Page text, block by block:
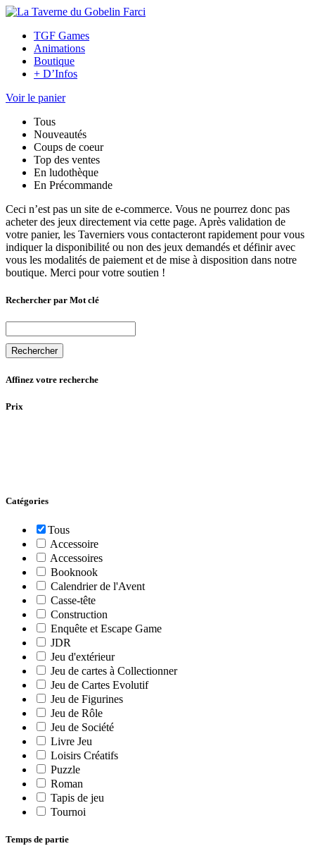
TGF Games
Animations
Boutique
+ D’Infos
Voir le panier
Tous
Nouveautés
Coups de coeur
Top des ventes
En ludothèque
En Précommande
Ceci n’est pas un site de e-commerce. Vous ne pourrez donc pas
acheter des jeux directement via cette page. Après validation de
votre panier, les Taverniers vous contacteront rapidement pour vous
indiquer la disponibilité ou non des jeux demandés et définir avec
vous les modalités de paiement et de mise à disposition dans notre
boutique. Merci pour votre soutien !
Rechercher par Mot clé
Rechercher
Affinez votre recherche
Prix
Catégories
Tous
Accessoire
Accessoires
Booknook
Calendrier de l'Avent
Casse-tête
Construction
Enquête et Escape Game
JDR
Jeu d'extérieur
Jeu de cartes à Collectionner
Jeu de Cartes Evolutif
Jeu de Figurines
Jeu de Rôle
Jeu de Société
Livre Jeu
Loisirs Créatifs
Puzzle
Roman
Tapis de jeu
Tournoi
Temps de partie